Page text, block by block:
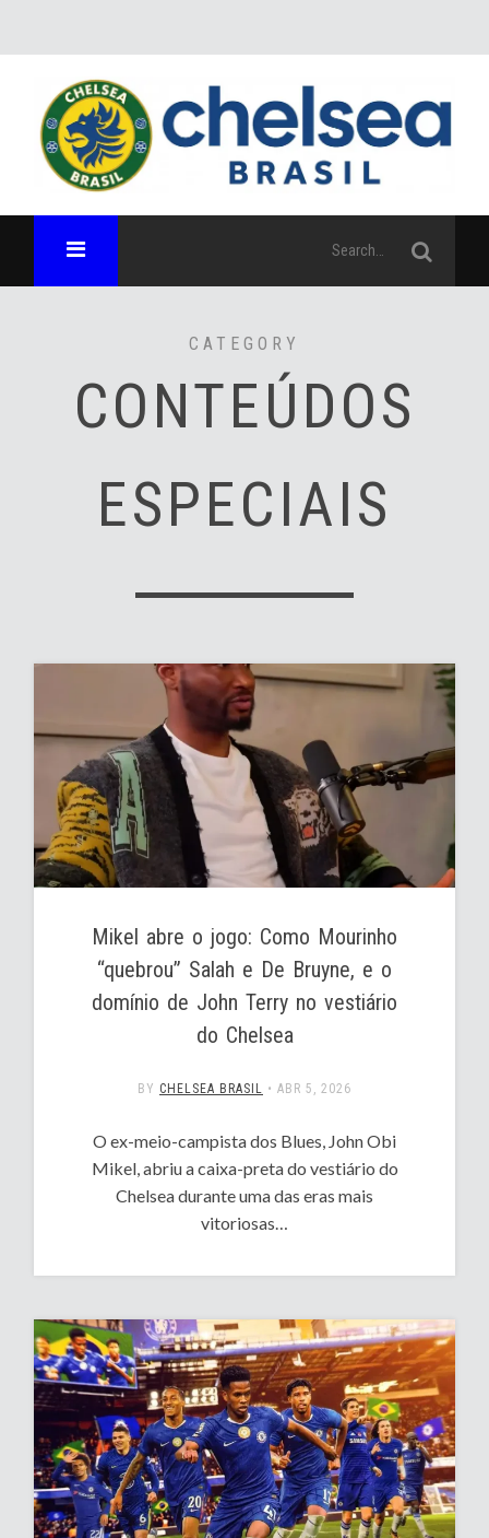
CATEGORY
CONTEÚDOS
ESPECIAIS
Mikel abre o jogo: Como Mourinho
“quebrou” Salah e De Bruyne, e o
domínio de John Terry no vestiário
do Chelsea
BY CHELSEA BRASIL • ABR 5, 2026
O ex-meio-campista dos Blues, John Obi
Mikel, abriu a caixa-preta do vestiário do
Chelsea durante uma das eras mais
vitoriosas…